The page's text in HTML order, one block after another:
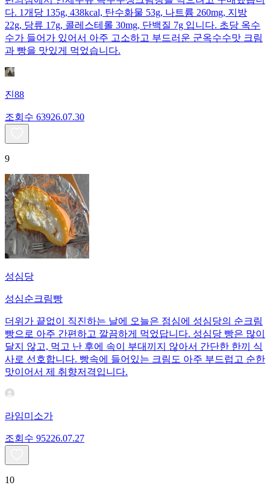
다. 1개당 135g, 438kcal, 탄수화물 53g, 나트륨 260mg, 지방
22g, 당류 17g, 콜레스테롤 30mg, 단백질 7g 입니다. 초당 옥수
수가 들어가 있어서 아주 고소하고 부드러운 군옥수수맛 크림
과 빵을 맛있게 먹었습니다.
진88
조회수 63926.07.30
9
성심당
성심순크림빵
더위가 끝없이 직진하는 날에 오늘은 점심에 성심당의 순크림
빵으로 아주 간편하고 깔끔하게 먹었답니다. 성심당 빵은 많이
달지 않고, 먹고 난 후에 속이 부대끼지 않아서 간단한 한끼 식
사로 선호합니다. 빵속에 들어있는 크림도 아주 부드럽고 순한
맛이어서 제 취향저격입니다.
라임미소가
조회수 95226.07.27
10